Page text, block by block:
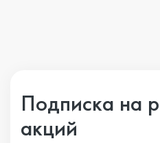
Подписка на
акций